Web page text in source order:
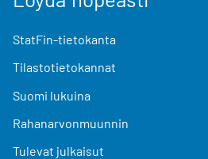
StatFin-tietokanta
Tilastotietokannat
Suomi lukuina
Rahanarvonmuunnin
Tulevat julkaisut